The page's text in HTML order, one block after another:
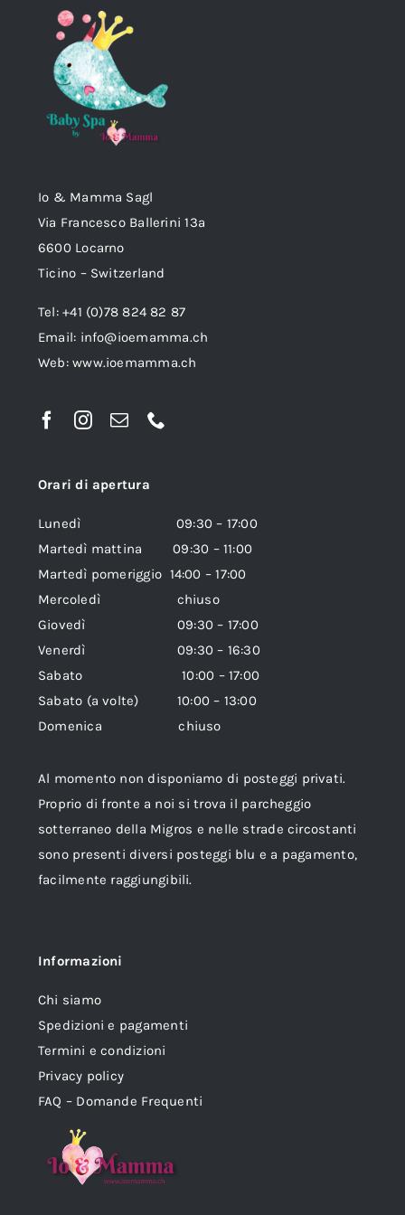
Io & Mamma Sagl
Via Francesco Ballerini 13a
6600 Locarno
Ticino – Switzerland
Tel: +41 (0)78 824 82 87
Email: info@ioemamma.ch
Web:www.ioemamma.ch
Orari di apertura
Lunedì 09:30 – 17:00
Martedì mattina 09:30 – 11:00
Martedì pomeriggio 14:00 – 17:00
Mercoledì chiuso
Giovedì 09:30 – 17:00
Venerdì 09:30 – 16:30
Sabato 10:00 – 17:00
Sabato (a volte) 10:00 – 13:00
Domenica chiuso
Al momento non disponiamo di posteggi privati.
Proprio di fronte a noi si trova il parcheggio
sotterraneo della Migros e nelle strade circostanti
sono presenti diversi posteggi blu e a pagamento,
facilmente raggiungibili.
Informazioni
Chi siamo
Spedizioni e pagamenti
Termini e condizioni
Privacy policy
FAQ – Domande Frequenti